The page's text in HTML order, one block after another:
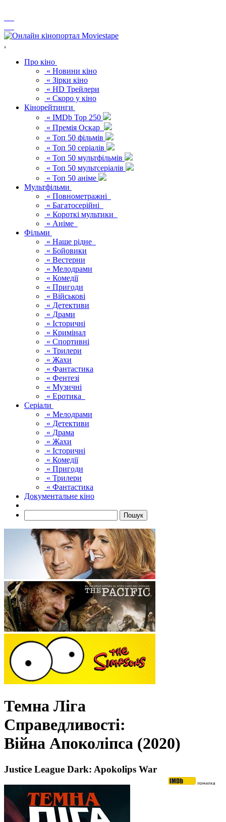
,
Про кіно
« Новини кіно
« Зірки кіно
« HD Трейлери
« Скоро у кіно
Кінорейтинги
« IMDb Top 250
« Премія Оскар
« Топ 50 фільмів
« Топ 50 серіалів
« Топ 50 мультфільмів
« Топ 50 мультсеріалів
« Топ 50 аніме
Мультфільми
« Повнометражні
« Багатосерійні
« Короткі мультики
« Аніме
Фільми
« Наше рідне
« Бойовики
« Вестерни
« Мелодрами
« Комедії
« Пригоди
« Військові
« Детективи
« Драми
« Історичні
« Кримінал
« Спортивні
« Трилери
« Жахи
« Фантастика
« Фентезі
« Музичні
« Еротика
Серіали
« Мелодрами
« Детективи
« Драма
« Жахи
« Історичні
« Комедії
« Пригоди
« Трилери
« Фантастика
Документальне кіно
Пошук
Темна Ліга
Справедливості:
Війна Апоколіпса (2020)
Justice League Dark: Apokolips War